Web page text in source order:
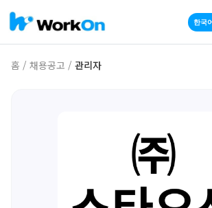
홈 / 채용공고 / 관리자